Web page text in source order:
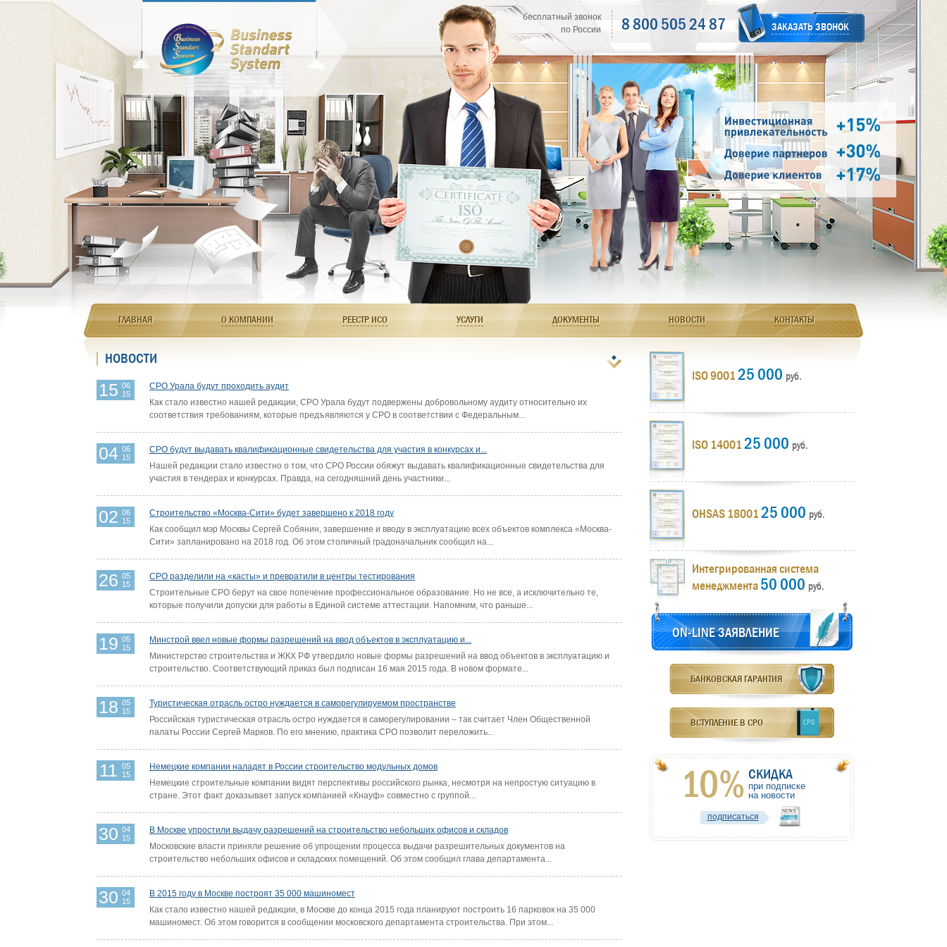
бесплатный звонок
по России
8 800 505 24 87 ЗАКАЗАТЬ ЗВОНОК
ГЛАВНАЯ О КОМПАНИИ РЕЕСТР ИСО УСЛУГИ ДОКУМЕНТЫ НОВОСТИ КОНТАКТЫ
НОВОСТИ
15 06
15
СРО Урала будут проходить аудит
Как стало известно нашей редакции, СРО Урала будут подвержены добровольному аудиту относительно их
соответствия требованиям, которые предъявляются у СРО в соответствии с Федеральным...
04 06
15
СРО будут выдавать квалификационные свидетельства для участия в конкурсах и...
Нашей редакции стало известно о том, что СРО России обяжут выдавать квалификационные свидетельства для
участия в тендерах и конкурсах. Правда, на сегодняшний день участники...
02 06
15
Строительство «Москва-Сити» будет завершено к 2018 году
Как сообщил мэр Москвы Сергей Собянин, завершение и вводу в эксплуатацию всех объектов комплекса «Москва-
Сити» запланировано на 2018 год. Об этом столичный градоначальник сообщил на...
26 05
15
СРО разделили на «касты» и превратили в центры тестирования
Строительные СРО берут на свое попечение профессиональное образование. Но не все, а исключительно те,
которые получили допуски для работы в Единой системе аттестации. Напомним, что раньше...
19 05
15
Минстрой ввел новые формы разрешений на ввод объектов в эксплуатацию и...
Министерство строительства и ЖКХ РФ утвердило новые формы разрешений на ввод объектов в эксплуатацию и
строительство. Соответствующий приказ был подписан 16 мая 2015 года. В новом формате...
18 05
15
Туристическая отрасль остро нуждается в саморегулируемом пространстве
Российская туристическая отрасль остро нуждается в саморегулировании – так считает Член Общественной
палаты России Сергей Марков. По его мнению, практика СРО позволит переложить...
11 05
15
Немецкие компании наладят в России строительство модульных домов
Немецкие строительные компании видят перспективы российского рынка, несмотря на непростую ситуацию в
стране. Этот факт доказывает запуск компанией «Кнауф» совместно с группой...
30 04
15
В Москве упростили выдачу разрешений на строительство небольших офисов и складов
Московские власти приняли решение об упрощении процесса выдачи разрешительных документов на
строительство небольших офисов и складских помещений. Об этом сообщил глава департамента...
30 04
15
В 2015 году в Москве построят 35 000 машиномест
Как стало известно нашей редакции, в Москве до конца 2015 года планируют построить 16 парковок на 35 000
машиномест. Об этом говорится в сообщении московского департамента строительства. При этом...
ISO 900125 000 руб.
ISO 1400125 000 руб.
OHSAS 1800125 000 руб.
Интегрированная система
менеджмента50 000 руб.
ON-LINE ЗАЯВЛЕНИЕ
БАНКОВСКАЯ ГАРАНТИЯ
ВСТУПЛЕНИЕ В СРО
10% СКИДКА
при подписке
на новости
подписаться